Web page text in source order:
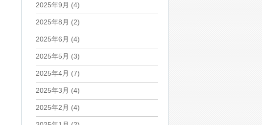
2025年9月 (4)
2025年8月 (2)
2025年6月 (4)
2025年5月 (3)
2025年4月 (7)
2025年3月 (4)
2025年2月 (4)